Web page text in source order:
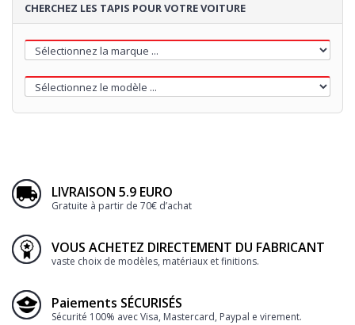
CHERCHEZ LES TAPIS POUR VOTRE VOITURE
LIVRAISON 5.9 EURO
Gratuite à partir de 70€ d’achat
VOUS ACHETEZ DIRECTEMENT DU FABRICANT
vaste choix de modèles, matériaux et finitions.
Paiements SÉCURISÉS
Sécurité 100% avec Visa, Mastercard, Paypal e virement.